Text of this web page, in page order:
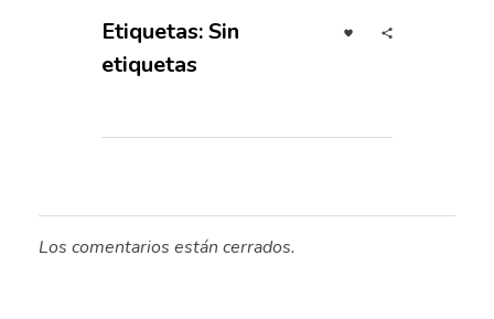
Etiquetas: Sin
etiquetas
Los comentarios están cerrados.